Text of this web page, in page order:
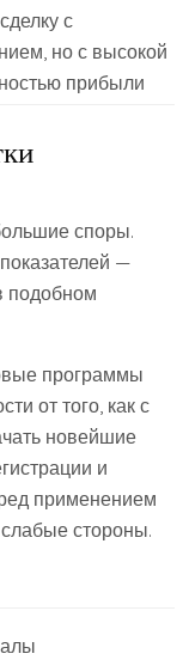
с
но с высокой
прибыли
споры.
—
подобном
программы
от того, как с
новейшие
и
применением
стороны.